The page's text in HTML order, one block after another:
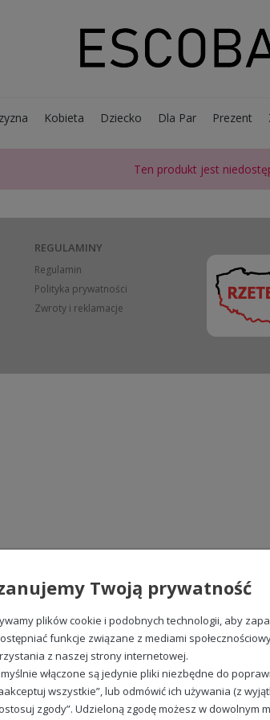
Kobieta Dziecko Dla Par Prezent
Ten produkt jest
REGULAMINY
Regulamin
Polityka prywatności
Zwroty i reklamacje
Twoją prywatność
plików cookie i podobnych technologii, aby
funkcje związane z mediami
z naszej strony internetowej.
włączone są jedynie pliki niezbędne do
wszystkie”, lub odmówić ich używania (z
zgody”. Udzieloną zgodę możesz w dowolnym